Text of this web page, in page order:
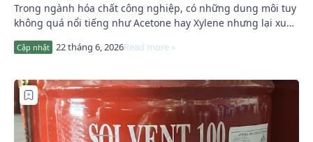
Trong ngành hóa chất công nghiệp, có những dung môi tuy
không quá nổi tiếng như Acetone hay Xylene nhưng lại xuất